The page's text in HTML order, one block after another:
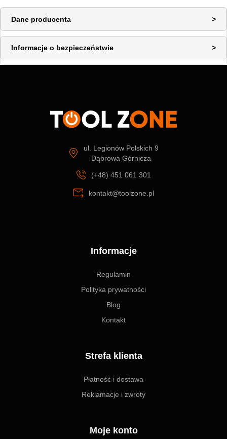
Dane producenta
Informacje o bezpieczeństwie
ul. Legionów Polskich 9
Dąbrowa Górnicza
(+48) 451 061 301
kontakt@toolzone.pl
Informacje
Regulamin
Polityka prywatności
Blog
Kontakt
Strefa klienta
Płatność i dostawa
Reklamacje i zwroty
Moje konto